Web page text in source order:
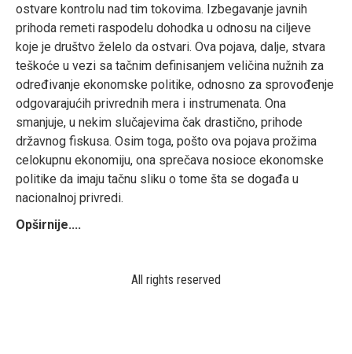
ostvare kontrolu nad tim tokovima. Izbegavanje javnih
prihoda remeti raspodelu dohodka u odnosu na ciljeve
koje je društvo želelo da ostvari. Ova pojava, dalje, stvara
teškoće u vezi sa tačnim definisanjem veličina nužnih za
određivanje ekonomske politike, odnosno za sprovođenje
odgovarajućih privrednih mera i instrumenata. Ona
smanjuje, u nekim slučajevima čak drastično, prihode
državnog fiskusa. Osim toga, pošto ova pojava prožima
celokupnu ekonomiju, ona sprečava nosioce ekonomske
politike da imaju tačnu sliku o tome šta se događa u
nacionalnoj privredi.
Opširnije....
All rights reserved